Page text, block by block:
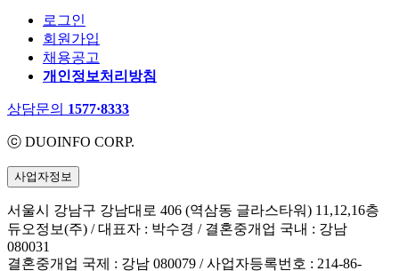
로그인
회원가입
채용공고
개인정보처리방침
상담문의 1577·8333
ⓒ DUOINFO CORP.
사업자정보
서울시 강남구 강남대로 406 (역삼동 글라스타워) 11,12,16층
듀오정보(주) / 대표자 : 박수경 / 결혼중개업 국내 : 강남
080031
결혼중개업 국제 : 강남 080079 / 사업자등록번호 : 214-86-